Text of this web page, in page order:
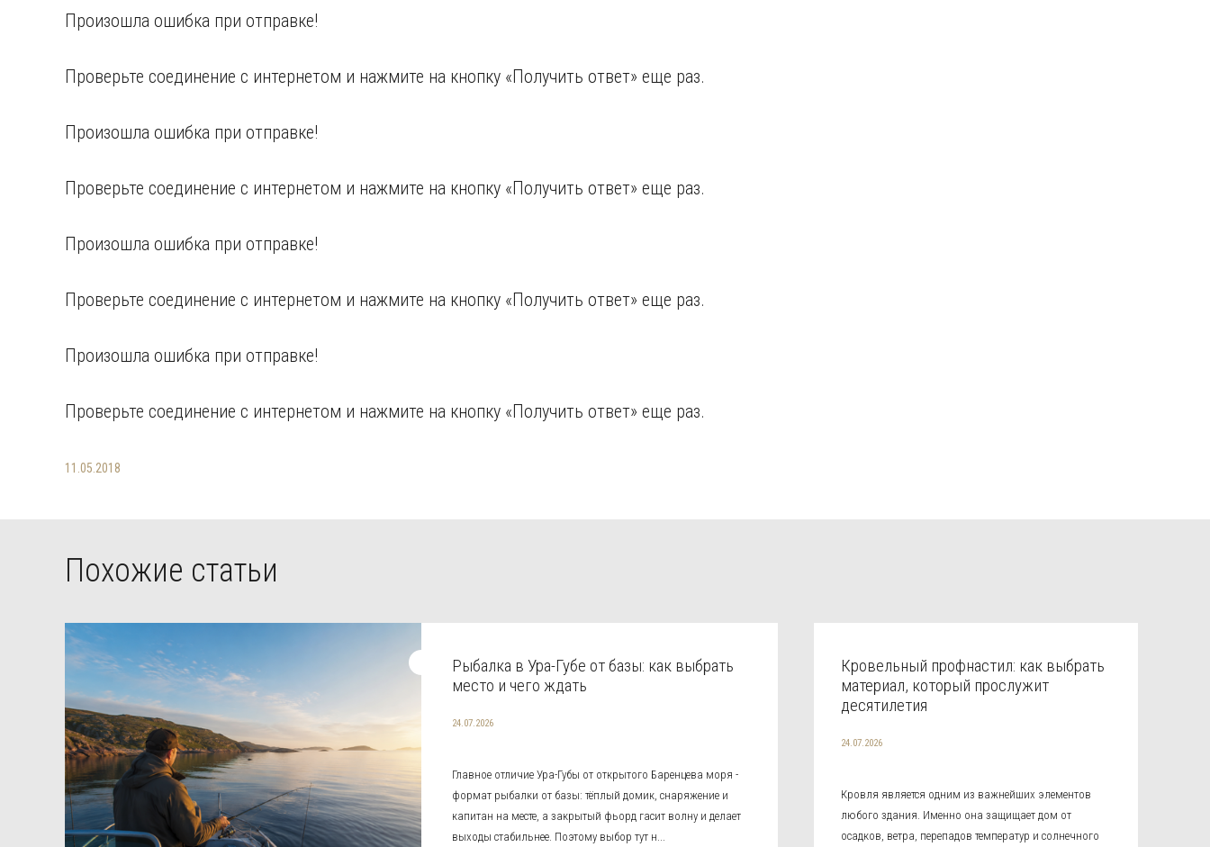
Произошла ошибка при отправке!
Проверьте соединение с интернетом и нажмите на кнопку «Получить ответ» еще раз.
Произошла ошибка при отправке!
Проверьте соединение с интернетом и нажмите на кнопку «Получить ответ» еще раз.
Произошла ошибка при отправке!
Проверьте соединение с интернетом и нажмите на кнопку «Получить ответ» еще раз.
Произошла ошибка при отправке!
Проверьте соединение с интернетом и нажмите на кнопку «Получить ответ» еще раз.
11.05.2018
Похожие статьи
Рыбалка в Ура-Губе от базы: как выбрать
место и чего ждать
24.07.2026
Главное отличие Ура-Губы от открытого Баренцева моря -
формат рыбалки от базы: тёплый домик, снаряжение и
капитан на месте, а закрытый фьорд гасит волну и делает
выходы стабильнее. Поэтому выбор тут н...
Кровельный профнастил: как выбрать
материал, который прослужит
десятилетия
24.07.2026
Кровля является одним из важнейших элементов
любого здания. Именно она защищает дом от
осадков, ветра, перепадов температур и солнечного